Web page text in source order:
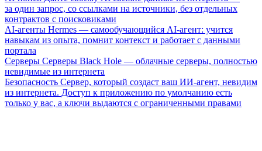
за один запрос, со ссылками на источники, без отдельных
контрактов с поисковиками
AI-агенты Hermes — самообучающийся AI-агент: учится
навыкам из опыта, помнит контекст и работает с данными
портала
Серверы Серверы Black Hole — облачные серверы, полностью
невидимые из интернета
Безопасность Сервер, который создаст ваш ИИ-агент, невидим
из интернета. Доступ к приложению по умолчанию есть
только у вас, а ключи выдаются с ограниченными правами